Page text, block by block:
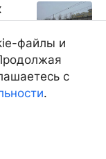
аномально
файлы и
с
.